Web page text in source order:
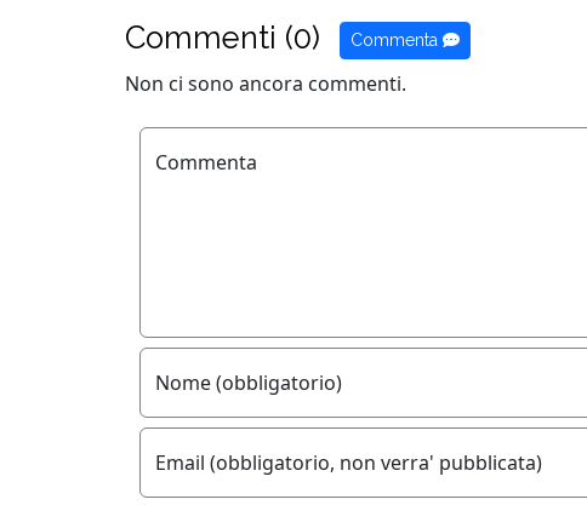
Commenti (0) Commenta
Non ci sono ancora commenti.
Commenta
Nome (obbligatorio)
Email (obbligatorio, non verra' pubblicata)